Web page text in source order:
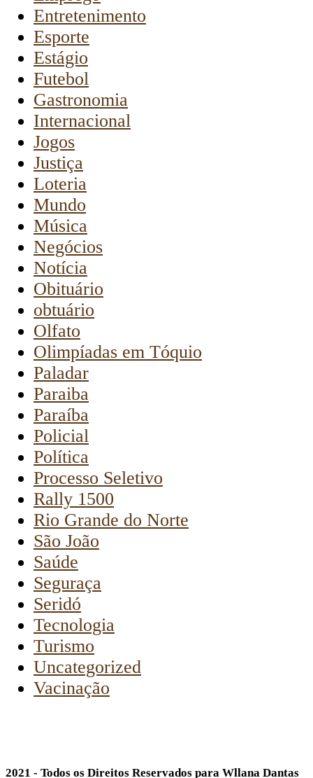
Entretenimento
Esporte
Estágio
Futebol
Gastronomia
Internacional
Jogos
Justiça
Loteria
Mundo
Música
Negócios
Notícia
Obituário
obtuário
Olfato
Olimpíadas em Tóquio
Paladar
Paraiba
Paraíba
Policial
Política
Processo Seletivo
Rally 1500
Rio Grande do Norte
São João
Saúde
Seguraça
Seridó
Tecnologia
Turismo
Uncategorized
Vacinação
2021 - Todos os Direitos Reservados para Wllana Dantas